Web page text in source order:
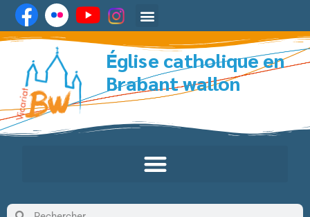
Église catholique en
Brabant wallon